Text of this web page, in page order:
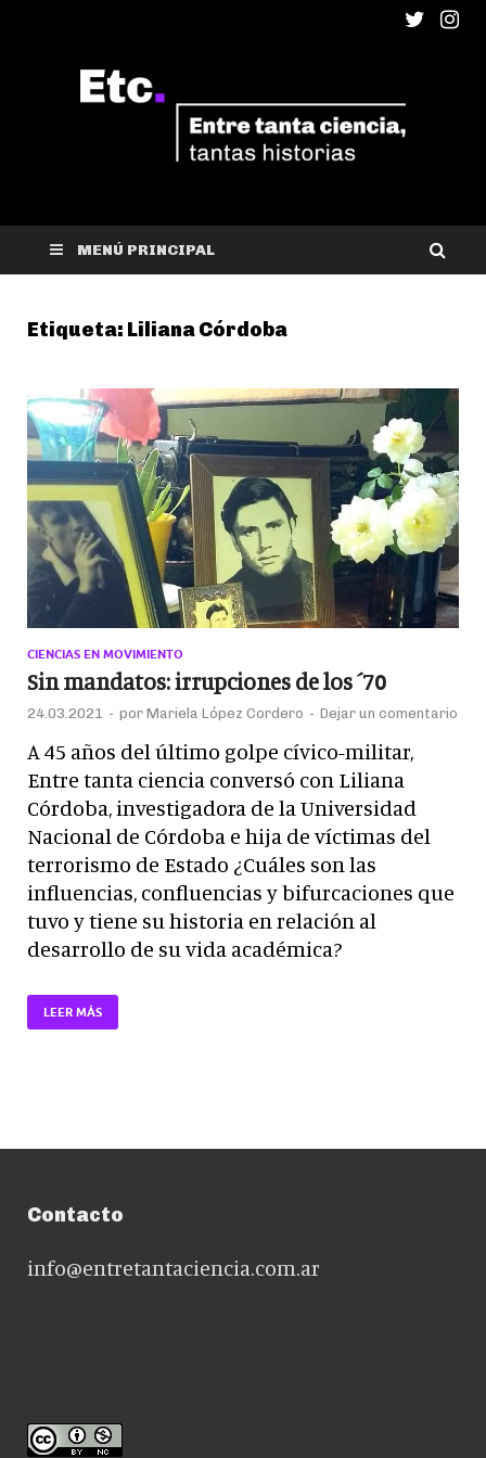
ETC
MENÚ PRINCIPAL
Etiqueta: Liliana Córdoba
CIENCIAS EN MOVIMIENTO
Sin mandatos: irrupciones de los ´70
24.03.2021 - por Mariela López Cordero - Dejar un comentario
A 45 años del último golpe cívico-militar,
Entre tanta ciencia conversó con Liliana
Córdoba, investigadora de la Universidad
Nacional de Córdoba e hija de víctimas del
terrorismo de Estado ¿Cuáles son las
influencias, confluencias y bifurcaciones que
tuvo y tiene su historia en relación al
desarrollo de su vida académica?
LEER MÁS
Contacto
info@entretantaciencia.com.ar